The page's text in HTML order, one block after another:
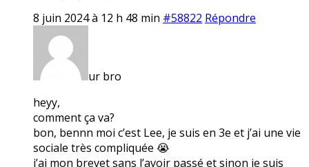
8 juin 2024 à 12 h 48 min #58822 Répondre
ur bro
heyy,
comment ça va?
bon, bennn moi c’est Lee, je suis en 3e et j’ai une vie
sociale très compliquée 😭
j’ai mon brevet sans l’avoir passé et sinon je suis